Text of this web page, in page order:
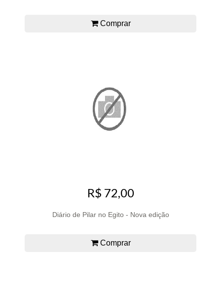
Comprar
R$ 72,00
Diário de Pilar no Egito - Nova edição
Comprar